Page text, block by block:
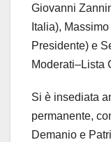
Giovanni
Italia),
Presidente) e
Moderati–Lista
Si è insediata
permanente,
Demanio e